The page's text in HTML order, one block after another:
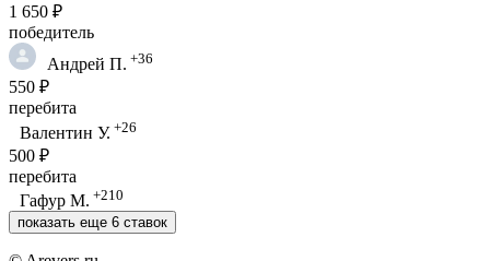
1 650 ₽
победитель
Андрей П. +36
550 ₽
перебита
Валентин У. +26
500 ₽
перебита
Гафур М. +210
показать еще 6 ставок